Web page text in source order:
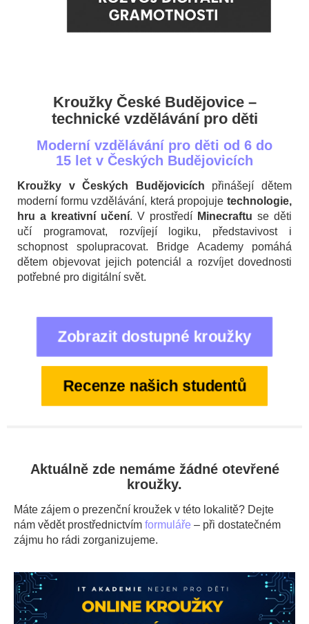
Kroužky České Budějovice –
technické vzdělávání pro děti
Moderní vzdělávání pro děti od 6 do
15 let v Českých Budějovicích
Kroužky v Českých Budějovicích přinášejí dětem
moderní formu vzdělávání, která propojuje technologie,
hru a kreativní učení. V prostředí Minecraftu se děti
učí programovat, rozvíjejí logiku, představivost i
schopnost spolupracovat. Bridge Academy pomáhá
dětem objevovat jejich potenciál a rozvíjet dovednosti
potřebné pro digitální svět.
Zobrazit dostupné kroužky
Recenze našich studentů
Aktuálně zde nemáme žádné otevřené
kroužky.
Máte zájem o prezenční kroužek v této lokalitě? Dejte
nám vědět prostřednictvím formuláře – při dostatečném
zájmu ho rádi zorganizujeme.